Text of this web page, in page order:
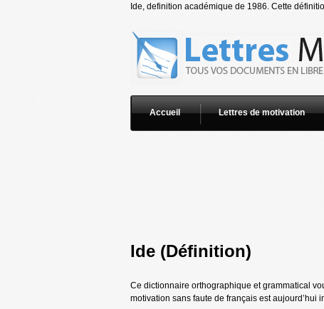
Ide, definition académique de 1986. Cette
Accueil Lettres de motivation
Ide (Définition)
Ce dictionnaire orthographique et grammatical
motivation sans faute de français est aujourd’hui